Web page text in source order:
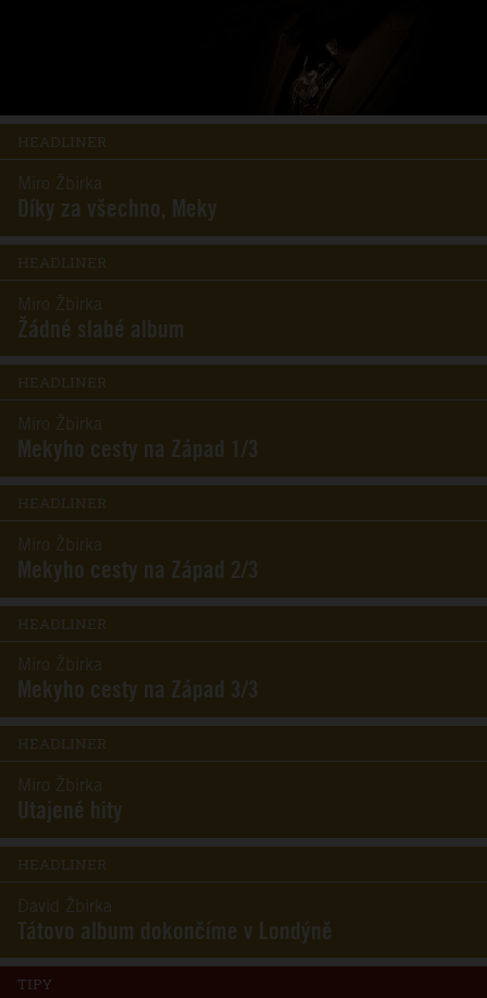
HEADLINER
Miro Žbirka
Díky za všechno, Meky
HEADLINER
Miro Žbirka
Žádné slabé album
HEADLINER
Miro Žbirka
Mekyho cesty na Západ 1/3
HEADLINER
Miro Žbirka
Mekyho cesty na Západ 2/3
HEADLINER
Miro Žbirka
Mekyho cesty na Západ 3/3
HEADLINER
Miro Žbirka
Utajené hity
HEADLINER
David Žbirka
Tátovo album dokončíme v Londýně
TIPY